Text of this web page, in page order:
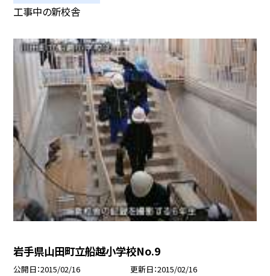
工事中の新校舎
岩手県山田町立船越小学校No.9
公開日 2015/02/16 更新日 2015/02/16